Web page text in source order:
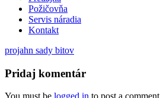
Požičovňa
Servis náradia
Kontakt
projahn sady bitov
Pridaj komentár